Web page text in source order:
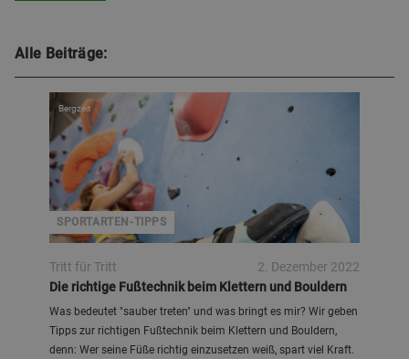
Alle Beiträge:
SPORTARTEN-TIPPS
Bergzeit
Tritt für Tritt
2. Dezember 2022
Die richtige Fußtechnik beim Klettern und Bouldern
Was bedeutet "sauber treten" und was bringt es mir? Wir geben
Tipps zur richtigen Fußtechnik beim Klettern und Bouldern,
denn: Wer seine Füße richtig einzusetzen weiß, spart viel Kraft.